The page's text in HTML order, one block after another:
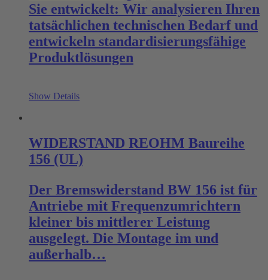
Sie entwickelt: Wir analysieren Ihren
tatsächlichen technischen Bedarf und
entwickeln standardisierungsfähige
Produktlösungen
Show Details
WIDERSTAND REOHM Baureihe
156 (UL)
Der Bremswiderstand BW 156 ist für
Antriebe mit Frequenzumrichtern
kleiner bis mittlerer Leistung
ausgelegt. Die Montage im und
außerhalb…